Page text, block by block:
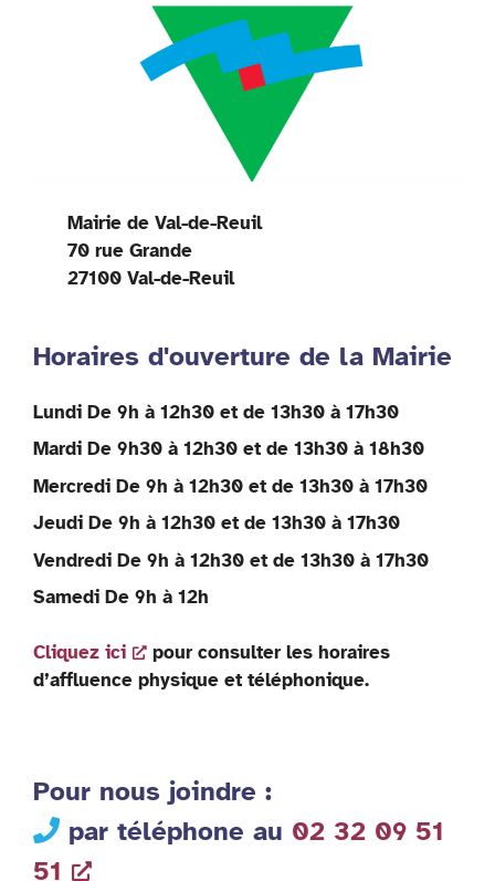
Mairie de Val-de-Reuil
70 rue Grande
27100 Val-de-Reuil
Horaires d'ouverture de la Mairie
Lundi De 9h à 12h30 et de 13h30 à 17h30
Mardi De 9h30 à 12h30 et de 13h30 à 18h30
Mercredi De 9h à 12h30 et de 13h30 à 17h30
Jeudi De 9h à 12h30 et de 13h30 à 17h30
Vendredi De 9h à 12h30 et de 13h30 à 17h30
Samedi De 9h à 12h
Cliquez ici
pour consulter les horaires
d’affluence physique et téléphonique.
Pour nous joindre :
par téléphone au 02 32 09 51
51